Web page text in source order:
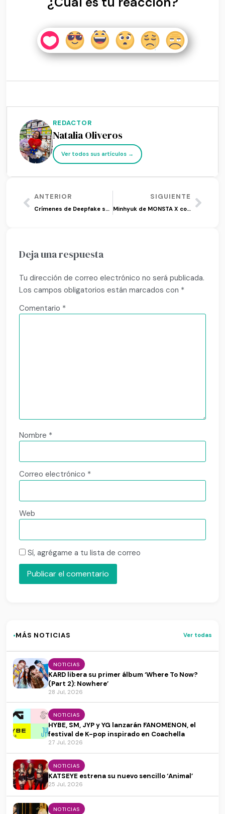
REDACTOR
Natalia Oliveros
Ver todos sus artículos →
ANTERIOR
Crímenes de Deepfake sacuden a Corea del Sur
SIGUIENTE
Minhyuk de MONSTA X completa servicio militar y programa evento para fans
Deja una respuesta
Tu dirección de correo electrónico no será publicada.
Los campos obligatorios están marcados con *
Comentario *
Nombre *
Correo electrónico *
Web
Sí, agrégame a tu lista de correo
·MÁS NOTICIAS Ver todas
NOTICIAS
KARD libera su primer álbum ‘Where To Now?
(Part 2): Nowhere’
28 Jul, 2026
NOTICIAS
HYBE, SM, JYP y YG lanzarán FANOMENON, el
festival de K-pop inspirado en Coachella
27 Jul, 2026
NOTICIAS
KATSEYE estrena su nuevo sencillo ‘Animal’
25 Jul, 2026
NOTICIAS